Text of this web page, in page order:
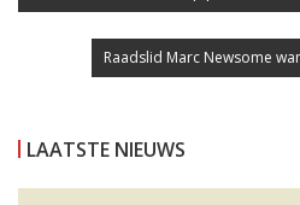
Raadslid Marc Newsome
LAATSTE NIEUWS